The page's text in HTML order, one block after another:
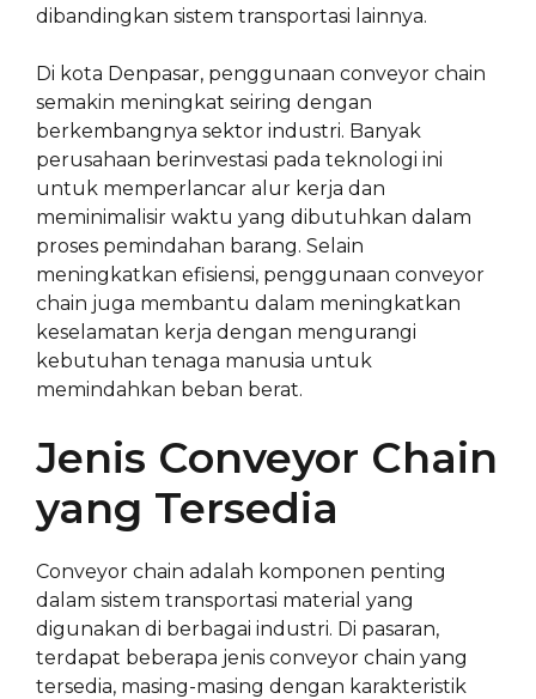
dibandingkan sistem transportasi lainnya.
Di kota Denpasar, penggunaan conveyor chain
semakin meningkat seiring dengan
berkembangnya sektor industri. Banyak
perusahaan berinvestasi pada teknologi ini
untuk memperlancar alur kerja dan
meminimalisir waktu yang dibutuhkan dalam
proses pemindahan barang. Selain
meningkatkan efisiensi, penggunaan conveyor
chain juga membantu dalam meningkatkan
keselamatan kerja dengan mengurangi
kebutuhan tenaga manusia untuk
memindahkan beban berat.
Jenis Conveyor Chain
yang Tersedia
Conveyor chain adalah komponen penting
dalam sistem transportasi material yang
digunakan di berbagai industri. Di pasaran,
terdapat beberapa jenis conveyor chain yang
tersedia, masing-masing dengan karakteristik